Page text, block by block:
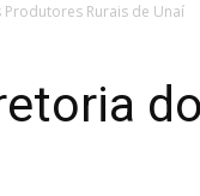
Rurais de Unaí